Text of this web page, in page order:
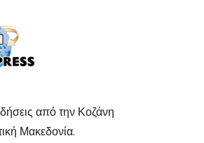
από την Κοζάνη
Μακεδονία.